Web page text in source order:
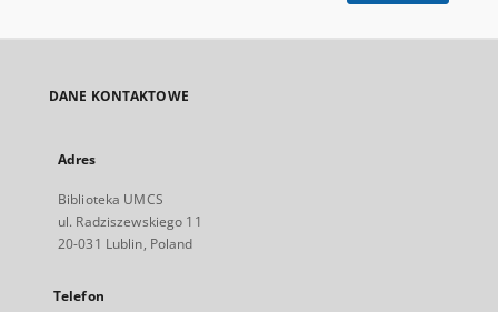
DANE KONTAKTOWE
Adres
Biblioteka UMCS
ul. Radziszewskiego 11
20-031 Lublin, Poland
Telefon